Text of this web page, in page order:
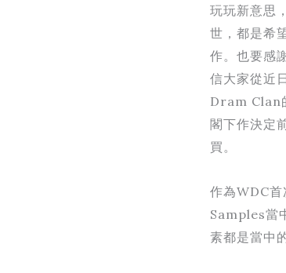
Exclusive
Hogshead
#1647
quantity
玩玩新意思
世，都是希
作。也要感
信大家從近
Dram Clan
閣下作決定
買。
作為WDC
Samples當
素都是當中